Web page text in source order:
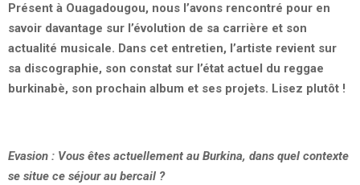
Présent à Ouagadougou, nous l’avons rencontré pour en
savoir davantage sur l’évolution de sa carrière et son
actualité musicale. Dans cet entretien, l’artiste revient sur
sa discographie, son constat sur l’état actuel du reggae
burkinabè, son prochain album et ses projets. Lisez plutôt !
Evasion : Vous êtes actuellement au Burkina, dans quel contexte
se situe ce séjour au bercail ?